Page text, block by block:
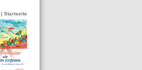
| Startseite